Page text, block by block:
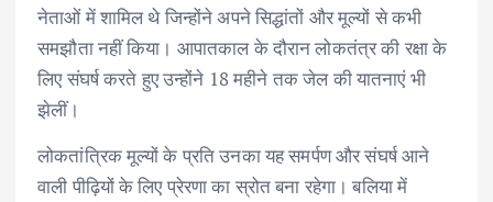
नेताओं में शामिल थे जिन्होंने अपने सिद्धांतों और मूल्यों से कभी
समझौता नहीं किया। आपातकाल के दौरान लोकतंत्र की रक्षा के
लिए संघर्ष करते हुए उन्होंने 18 महीने तक जेल की यातनाएं भी
झेलीं।
लोकतांत्रिक मूल्यों के प्रति उनका यह समर्पण और संघर्ष आने
वाली पीढ़ियों के लिए प्रेरणा का स्रोत बना रहेगा। बलिया में